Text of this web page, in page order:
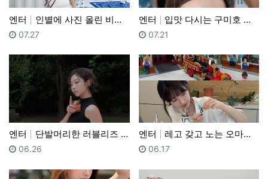
엔터 인별에 사진 올린 비비 (feat. 봉식이)
등록일
07.27
엔터 입맛 다시는 구미호 트와이스 사나
등록일
07.21
엔터 단발머리한 러블리즈 지수
등록일
06.26
엔터 레고 갖고 노는 오마이걸 아린
등록일
06.17